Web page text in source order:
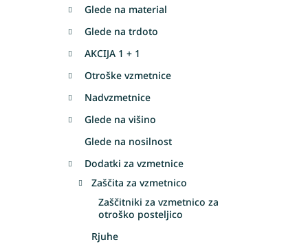
Glede na material
Glede na trdoto
AKCIJA 1 + 1
Otroške vzmetnice
Nadvzmetnice
Glede na višino
Glede na nosilnost
Dodatki za vzmetnice
Zaščita za vzmetnico
Zaščitniki za vzmetnico za
otroško posteljico
Rjuhe